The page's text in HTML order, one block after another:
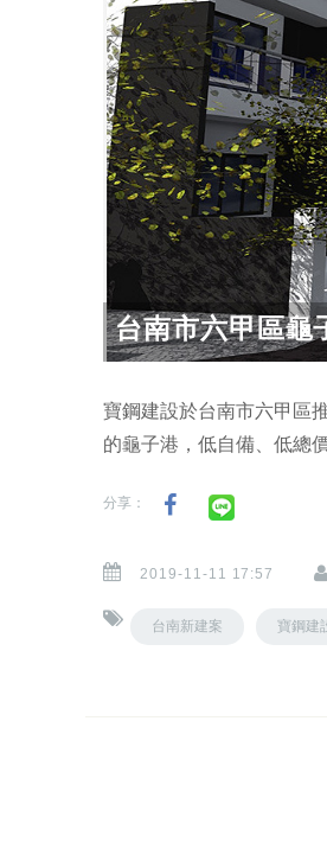
台南市六甲區龜
寶鋼建設於台南市六甲區
的龜子港，低自備、低總
分享：
2019-11-11 17:57
台南新建案 寶鋼建